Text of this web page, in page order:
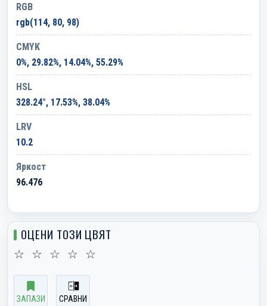
RGB
rgb(114, 80, 98)
CMYK
0%, 29.82%, 14.04%, 55.29%
HSL
328.24°, 17.53%, 38.04%
LRV
10.2
Яркост
96.476
ОЦЕНИ ТОЗИ ЦВЯТ
☆ ☆ ☆ ☆ ☆
ЗАПАЗИ СРАВНИ